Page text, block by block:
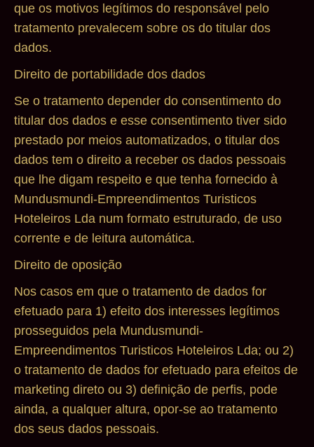
que os motivos legítimos do responsável pelo
tratamento prevalecem sobre os do titular dos
dados.
Direito de portabilidade dos dados
Se o tratamento depender do consentimento do
titular dos dados e esse consentimento tiver sido
prestado por meios automatizados, o titular dos
dados tem o direito a receber os dados pessoais
que lhe digam respeito e que tenha fornecido à
Mundusmundi-Empreendimentos Turisticos
Hoteleiros Lda num formato estruturado, de uso
corrente e de leitura automática.
Direito de oposição
Nos casos em que o tratamento de dados for
efetuado para 1) efeito dos interesses legítimos
prosseguidos pela Mundusmundi-
Empreendimentos Turisticos Hoteleiros Lda; ou 2)
o tratamento de dados for efetuado para efeitos de
marketing direto ou 3) definição de perfis, pode
ainda, a qualquer altura, opor-se ao tratamento
dos seus dados pessoais.